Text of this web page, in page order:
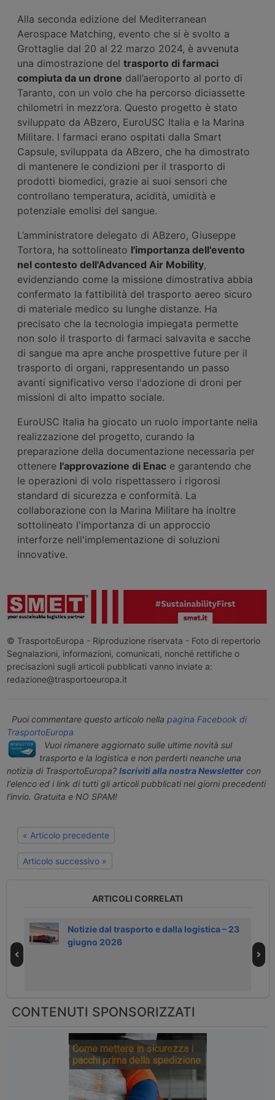
Alla seconda edizione del Mediterranean
Aerospace Matching, evento che si è svolto a
Grottaglie dal 20 al 22 marzo 2024, è avvenuta
una dimostrazione del trasporto di farmaci
compiuta da un drone dall’aeroporto al porto di
Taranto, con un volo che ha percorso diciassette
chilometri in mezz’ora. Questo progetto è stato
sviluppato da ABzero, EuroUSC Italia e la Marina
Militare. I farmaci erano ospitati dalla Smart
Capsule, sviluppata da ABzero, che ha dimostrato
di mantenere le condizioni per il trasporto di
prodotti biomedici, grazie ai suoi sensori che
controllano temperatura, acidità, umidità e
potenziale emolisi del sangue.
L’amministratore delegato di ABzero, Giuseppe
Tortora, ha sottolineato l'importanza dell'evento
nel contesto dell'Advanced Air Mobility,
evidenziando come la missione dimostrativa abbia
confermato la fattibilità del trasporto aereo sicuro
di materiale medico su lunghe distanze. Ha
precisato che la tecnologia impiegata permette
non solo il trasporto di farmaci salvavita e sacche
di sangue ma apre anche prospettive future per il
trasporto di organi, rappresentando un passo
avanti significativo verso l'adozione di droni per
missioni di alto impatto sociale.
EuroUSC Italia ha giocato un ruolo importante nella
realizzazione del progetto, curando la
preparazione della documentazione necessaria per
ottenere l'approvazione di Enac e garantendo che
le operazioni di volo rispettassero i rigorosi
standard di sicurezza e conformità. La
collaborazione con la Marina Militare ha inoltre
sottolineato l'importanza di un approccio
interforze nell'implementazione di soluzioni
innovative.
© TrasportoEuropa - Riproduzione riservata - Foto di repertorio
Segnalazioni, informazioni, comunicati, nonché rettifiche o
precisazioni sugli articoli pubblicati vanno inviate a:
redazione@trasportoeuropa.it
Puoi commentare questo articolo nella pagina Facebook di
TrasportoEuropa
Vuoi rimanere aggiornato sulle ultime novità sul
trasporto e la logistica e non perderti neanche una
notizia di TrasportoEuropa? Iscriviti alla nostra Newslettercon
l'elenco ed i link di tutti gli articoli pubblicati nei giorni precedenti
l'invio. Gratuita e NO SPAM!
« Articolo precedente
Articolo successivo »
ARTICOLI CORRELATI
Notizie dal trasporto e dalla logistica – 23
giugno 2026
CONTENUTI SPONSORIZZATI
Come mettere in sicurezza i
pacchi prima della spedizione